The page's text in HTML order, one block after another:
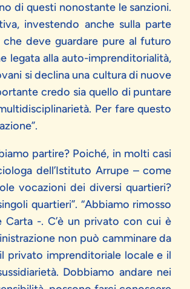
di questi nonostante le sanzioni.
investendo anche sulla parte
deve guardare pure al futuro
legata alla auto-imprenditorialità,
si declina una cultura di nuove
credo sia quello di puntare
Per fare questo
partire? Poiché, in molti casi
dell’Istituto Arrupe – come
vocazioni dei diversi quartieri?
quartieri”. “Abbiamo rimosso
Carta -. C’è un privato con cui è
non può camminare da
privato imprenditoriale locale e il
Dobbiamo andare nei